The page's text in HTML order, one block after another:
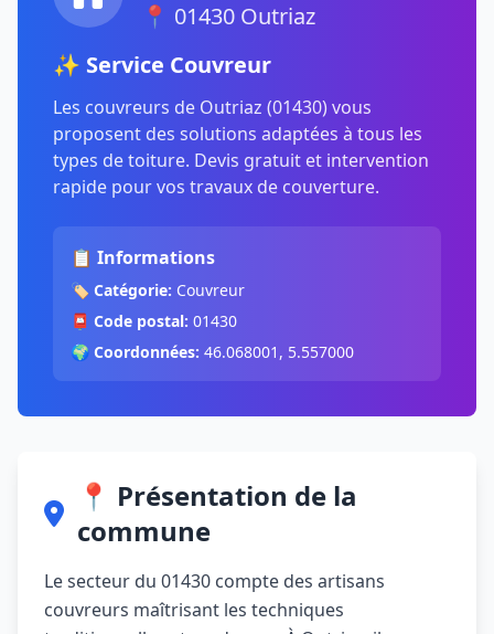
📍 01430 Outriaz
✨ Service Couvreur
Les couvreurs de Outriaz (01430) vous
proposent des solutions adaptées à tous les
types de toiture. Devis gratuit et intervention
rapide pour vos travaux de couverture.
📋 Informations
🏷️ Catégorie: Couvreur
📮 Code postal: 01430
🌍 Coordonnées: 46.068001, 5.557000
📍 Présentation de la
commune
Le secteur du 01430 compte des artisans
couvreurs maîtrisant les techniques